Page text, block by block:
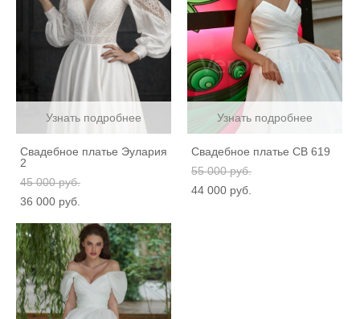
Узнать подробнее
Свадебное платье Эулария
2
45 000 pуб.
36 000 pуб.
Узнать подробнее
Свадебное платье СВ 619
55 000 pуб.
44 000 pуб.